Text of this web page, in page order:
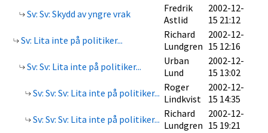
Sv: Sv: Skydd av yngre vrak
Fredrik
Astlid
2002-12-
15 21:12
Sv: Lita inte på politiker...
Richard
Lundgren
2002-12-
15 12:16
Sv: Sv: Lita inte på politiker...
Urban
Lund
2002-12-
15 13:02
Sv: Sv: Sv: Lita inte på politiker... Roger
Lindkvist
2002-12-
15 14:35
Sv: Sv: Sv: Lita inte på politiker... Richard
Lundgren
2002-12-
15 19:21